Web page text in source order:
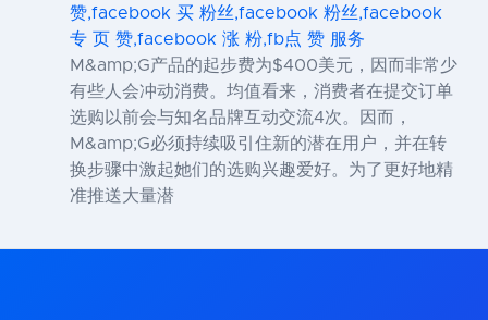
赞,facebook 买 粉丝,facebook 粉丝,facebook
专 页 赞,facebook 涨 粉,fb点 赞 服务
M&amp;G产品的起步费为$400美元，因而非常少
有些人会冲动消费。均值看来，消费者在提交订单
选购以前会与知名品牌互动交流4次。因而，
M&amp;G必须持续吸引住新的潜在用户，并在转
换步骤中激起她们的选购兴趣爱好。为了更好地精
准推送大量潜